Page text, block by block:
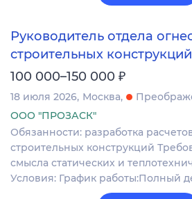
Руководитель отдела
строительных конструкций
100 000–150 000 ₽
18 июля 2026 Москва
ООО "ПРОЗАСК"
Обязанности: разработка
строительных конструкций
смысла статических и
Условия: График работы:Полный